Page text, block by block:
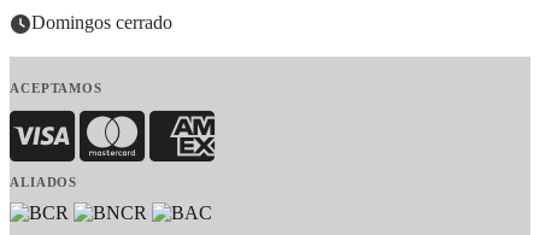
Domingos cerrado
ACEPTAMOS
Visa MasterCardAmerican Express
ALIADOS